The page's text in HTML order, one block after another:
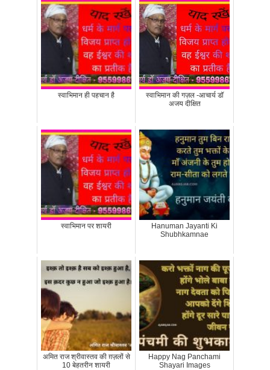
स्वाभिमान ही पहचान है
स्वाभिमान की गज़ल -आचार्य डॉ
अजय दीक्षित
स्वाभिमान पर शायरी
Hanuman Jayanti Ki
Shubhkamnae
अमित राज श्रीवास्तव की ग़ज़लों से
10 बेहतरीन शायरी
Happy Nag Panchami
Shayari Images